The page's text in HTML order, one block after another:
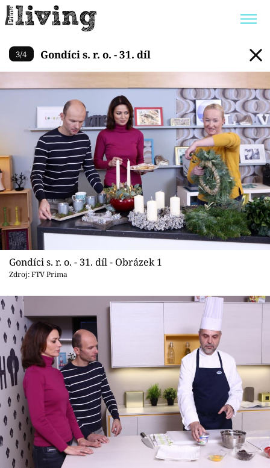
Trendy: JAK UŠETŘIT
POKOJOVÉ KVĚTINY
Témata
Bydlení
Zahrada
Design
Sledujte prima+
Sledujte nás
Gondíci s. r. o. - 31. díl
3/4 Gondíci s. r. o. - 31. díl
Gondíci s. r. o. - 31. díl - Obrázek 1
Zdroj: FTV Prima